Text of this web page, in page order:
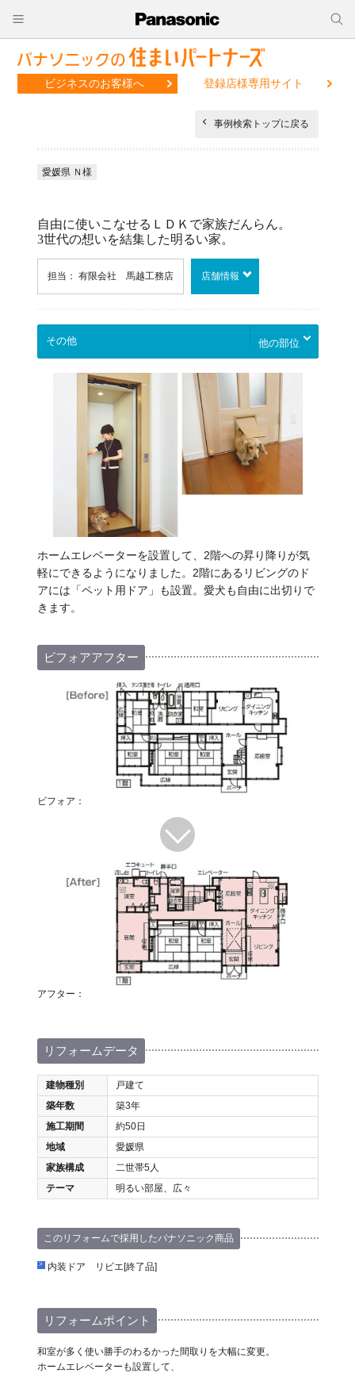
ビジネスのお客様へ 登録店様専用サイト
事例検索トップに戻る
愛媛県 Ｎ様
自由に使いこなせるＬＤＫで家族だんらん。
3世代の想いを結集した明るい家。
担当： 有限会社 馬越工務店 店舗情報
他の部位
ホームエレベーターを設置して、2階への昇り降りが気
軽にできるようになりました。2階にあるリビングのド
アには「ペット用ドア」も設置。愛犬も自由に出切りで
きます。
ビフォアアフター
ビフォア：
アフター：
リフォームデータ
建物種別
戸建て
築年数
築3年
施工期間
約50日
地域
愛媛県
家族構成
二世帯5人
テーマ
明るい部屋、広々
このリフォームで採用したパナソニック商品
内装ドア リビエ[終了品]
リフォームポイント
和室が多く使い勝手のわるかった間取りを大幅に変更。
ホームエレベーターも設置して、